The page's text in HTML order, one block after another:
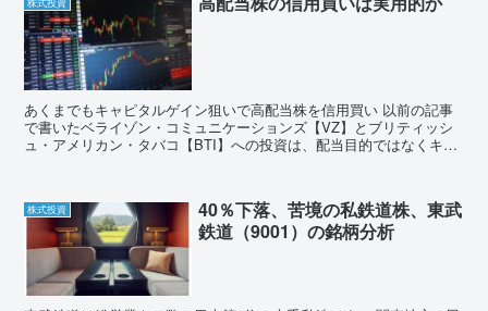
株式投資
あくまでもキャピタルゲイン狙いで高配当株を信用買い 以前の記事
で書いたベライゾン・コミュニケーションズ【VZ】とブリティッシ
ュ・アメリカン・タバコ【BTI】への投資は、配当目的ではなくキャ
株式投資
40％下落、苦境の私鉄道株、東武
鉄道（9001）の銘柄分析